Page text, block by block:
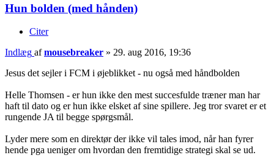
Hun bolden (med hånden)
Citer
Indlæg afmousebreaker » 29. aug 2016, 19:36
Jesus det sejler i FCM i øjeblikket - nu også med håndbolden
Helle Thomsen - er hun ikke den mest succesfulde træner man har
haft til dato og er hun ikke elsket af sine spillere. Jeg tror svaret er et
rungende JA til begge spørgsmål.
Lyder mere som en direktør der ikke vil tales imod, når han fyrer
hende pga ueniger om hvordan den fremtidige strategi skal se ud.